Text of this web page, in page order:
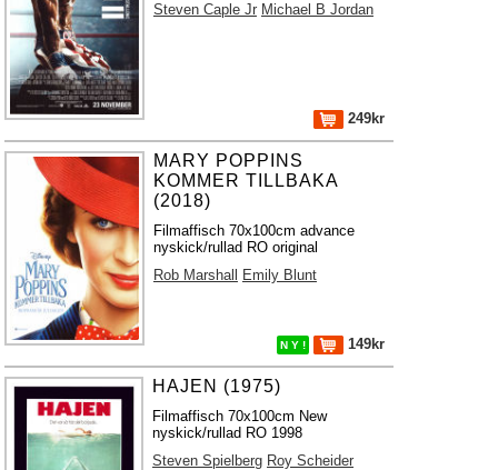
Steven Caple Jr Michael B Jordan
249kr
MARY POPPINS
KOMMER TILLBAKA
(2018)
Filmaffisch 70x100cm advance
nyskick/rullad RO original
Rob Marshall
Emily Blunt
N Y ! 149kr
HAJEN (1975)
Filmaffisch 70x100cm New
nyskick/rullad RO 1998
Steven Spielberg Roy Scheider